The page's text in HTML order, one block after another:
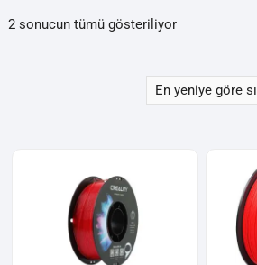
2 sonucun tümü gösteriliyorEn
sıralandı